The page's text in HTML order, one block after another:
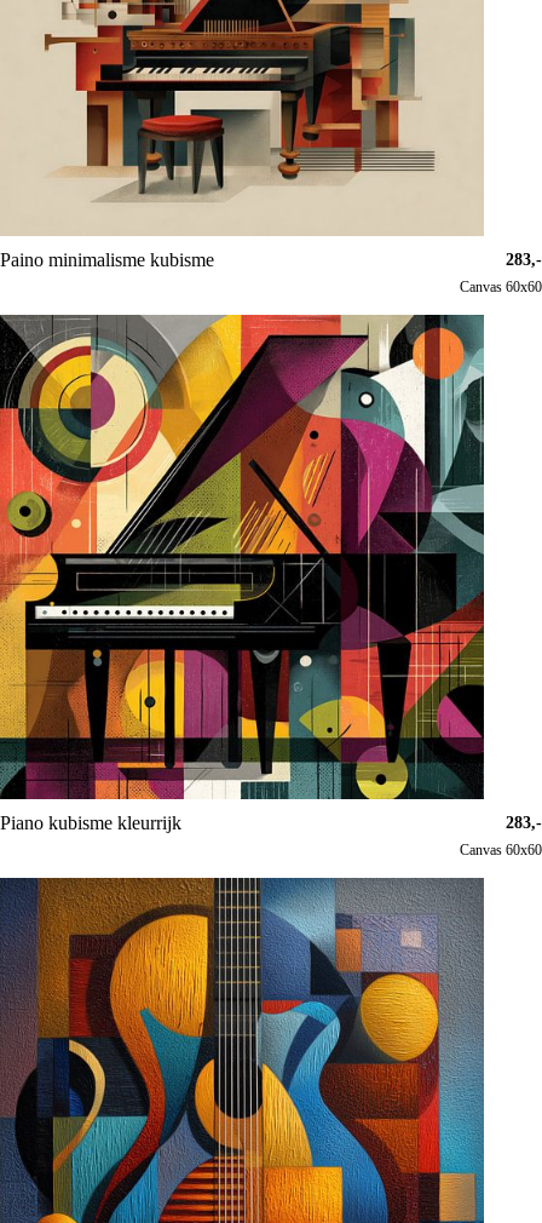
Paino minimalisme kubisme 283,-
Canvas 60x60
Piano kubisme kleurrijk 283,-
Canvas 60x60